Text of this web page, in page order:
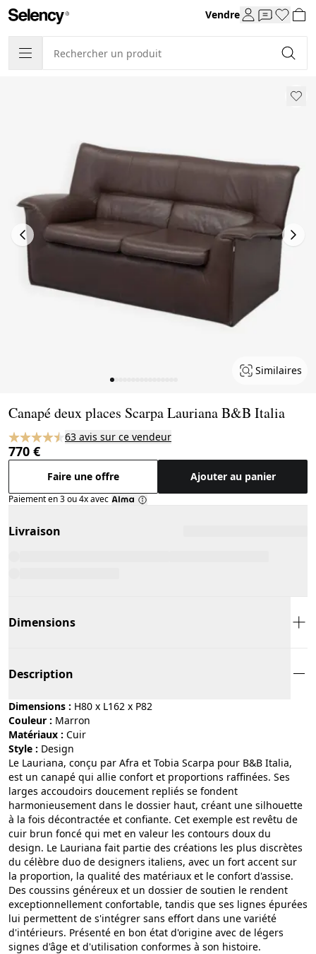
Vendre
Similaires
Canapé deux places Scarpa Lauriana B&B Italia
63 avis sur ce vendeur
770 €
Faire une offre Ajouter au panier
Paiement en 3 ou 4x avec
Livraison
Dimensions
Description
Dimensions : H80 x L162 x P82
Couleur :
marron
Matériaux :
cuir
Style :
design
Le Lauriana, conçu par Afra et Tobia Scarpa pour B&B Italia,
est un canapé qui allie confort et proportions raffinées. Ses
larges accoudoirs doucement repliés se fondent
harmonieusement dans le dossier haut, créant une silhouette
à la fois décontractée et confiante. Cet exemple est revêtu de
cuir brun foncé qui met en valeur les contours doux du
design. Le Lauriana fait partie des créations les plus discrètes
du célèbre duo de designers italiens, avec un fort accent sur
la proportion, la qualité des matériaux et le confort d'assise.
Des coussins généreux et un dossier de soutien le rendent
exceptionnellement confortable, tandis que ses lignes épurées
lui permettent de s'intégrer sans effort dans une variété
d'intérieurs. Présenté en bon état d'origine avec de légers
signes d'âge et d'utilisation conformes à son histoire.